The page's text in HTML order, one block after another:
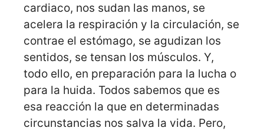
cardiaco, nos sudan las manos, se
acelera la respiración y la circulación, se
contrae el estómago, se agudizan los
sentidos, se tensan los músculos. Y,
todo ello, en preparación para la lucha o
para la huida. Todos sabemos que es
esa reacción la que en determinadas
circunstancias nos salva la vida. Pero,